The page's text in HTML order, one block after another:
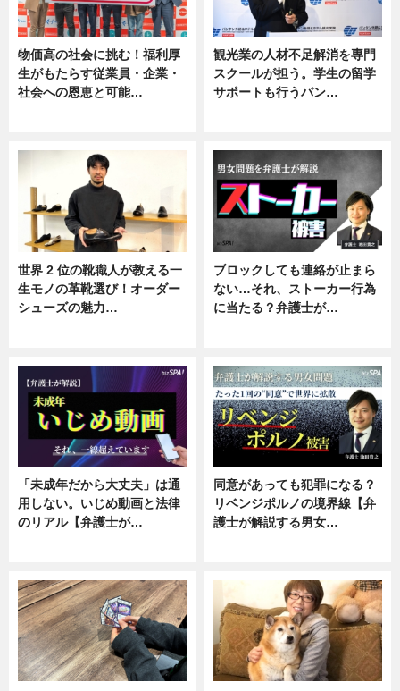
物価高の社会に挑む！福利厚
生がもたらす従業員・企業・
社会への恩恵と可能…
観光業の人材不足解消を専門
スクールが担う。学生の留学
サポートも行うバン…
世界 2 位の靴職人が教える一
生モノの革靴選び！オーダー
シューズの魅力…
ブロックしても連絡が止まら
ない…それ、ストーカー行為
に当たる？弁護士が…
「未成年だから大丈夫」は通
用しない。いじめ動画と法律
のリアル【弁護士が…
同意があっても犯罪になる？
リベンジポルノの境界線【弁
護士が解説する男女…